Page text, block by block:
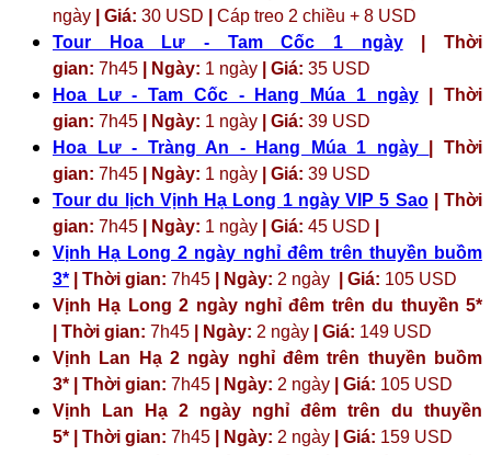
ngày | Giá: 30 USD
Cáp treo 2 chiều + 8 USD
Tour Hoa Lư - Tam Cốc 1 ngày| Thời
gian: 7h45 | Ngày: 1 ngày | Giá: 35 USD
Hoa Lư - Tam Cốc - Hang Múa 1 ngày| Thời
gian: 7h45 | Ngày: 1 ngày | Giá: 39 USD
Hoa Lư - Tràng An - Hang Múa 1 ngày
| Thời
gian: 7h45 | Ngày: 1 ngày | Giá: 39 USD
Tour du lịch Vịnh Hạ Long 1 ngày VIP 5 Sao| Thời
gian: 7h45 | Ngày: 1 ngày | Giá: 45 USD
Vịnh Hạ Long 2 ngày nghỉ đêm trên thuyền buồm
3* | Thời gian: 7h45 | Ngày: 2 ngày | Giá: 105 USD
Vịnh Hạ Long 2 ngày nghỉ đêm trên du thuyền 5*
| Thời gian: 7h45 | Ngày: 2 ngày | Giá: 149 USD
Vịnh Lan Hạ 2 ngày nghỉ đêm trên thuyền buồm
3* | Thời gian: 7h45 | Ngày: 2 ngày | Giá: 105 USD
Vịnh Lan Hạ 2 ngày nghỉ đêm trên du thuyền
5* | Thời gian: 7h45 | Ngày: 2 ngày | Giá: 159 USD